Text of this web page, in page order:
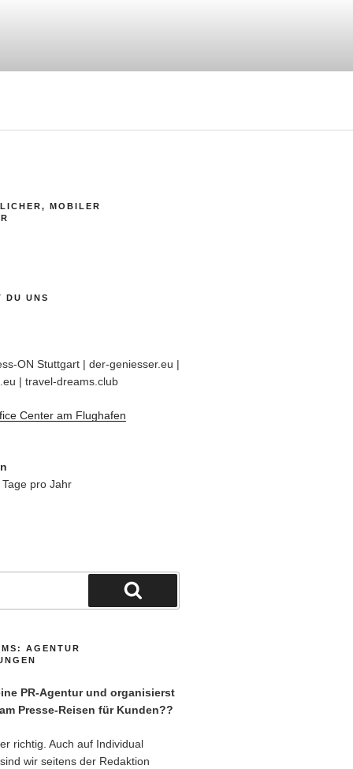
MOBILER
DU UNS
ON Stuttgart | der-geniesser.eu |
| travel-dreams.club
Center am Flughafen
pro Jahr
Suchen
AGENTUR
PR-Agentur und organisierst
Presse-Reisen für Kunden??
richtig. Auch auf Individual
wir seitens der Redaktion